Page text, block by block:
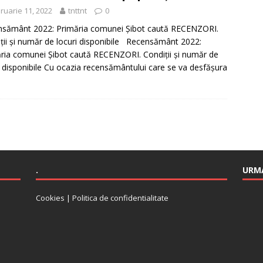
11, 2022 tnttnt 0
2022: Primăria comunei Șibot caută RECENZORI.
și număr de locuri disponibile Recensământ 2022:
comunei Șibot caută RECENZORI. Condiții și număr de
Cu ocazia recensământului care se va desfășura
.
Cookies | Politica de confidentialitate